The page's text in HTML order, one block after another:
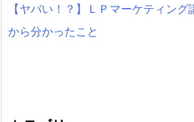
【ヤバい！？】ＬＰマーケティ
から分かったこと